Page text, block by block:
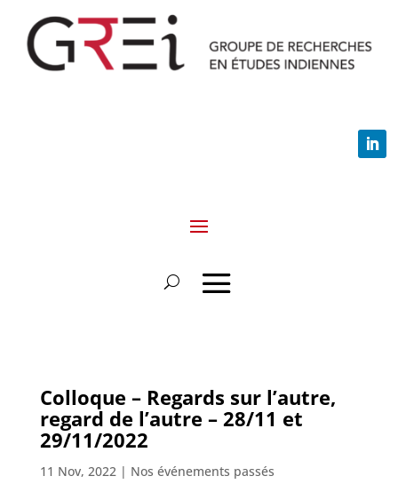
Colloque – Regards sur l’autre,
regard de l’autre – 28/11 et
29/11/2022
11 Nov, 2022| Nos événements passés